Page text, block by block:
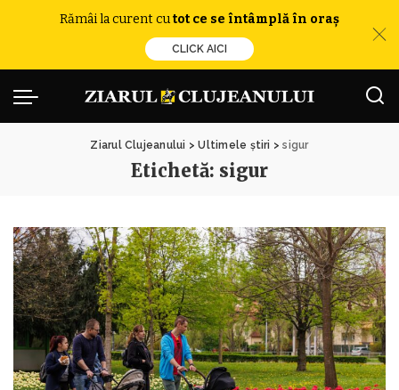
Rămâi la curent cutot ce se întâmplă în oraș
CLICK AICI
Ziarul Clujeanului >Ultimele știri >sigur
Etichetă: sigur